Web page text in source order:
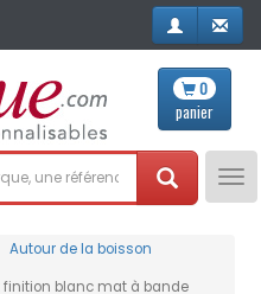
0
panier
Autour de la boisson
finition blanc mat à bande